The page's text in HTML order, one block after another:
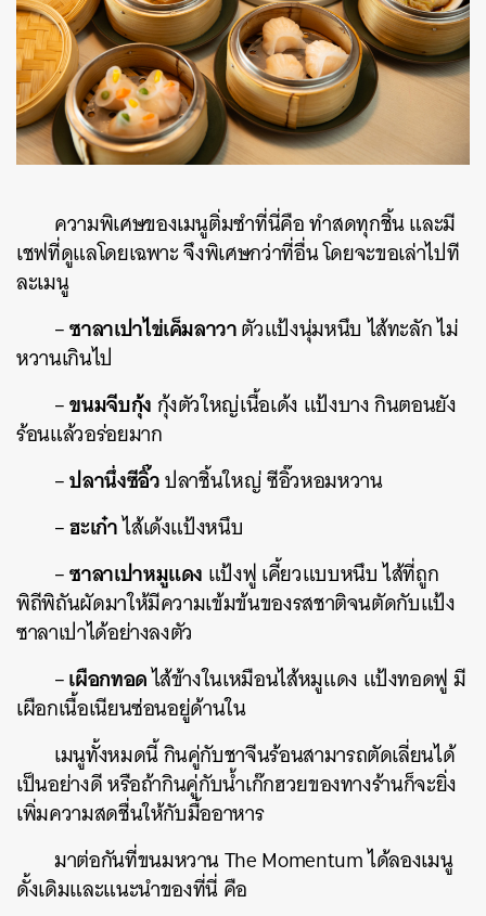
ความพิเศษของเมนูติ่มซำที่นี่คือ ทำสดทุกชิ้น และมี
เชฟที่ดูแลโดยเฉพาะ จึงพิเศษกว่าที่อื่น โดยจะขอเล่าไปที
ละเมนู
–ซาลาเปาไข่เค็มลาวาตัวแป้งนุ่มหนึบ ไส้ทะลัก ไม่
หวานเกินไป
–ขนมจีบกุ้งกุ้งตัวใหญ่เนื้อเด้ง แป้งบาง กินตอนยัง
ร้อนแล้วอร่อยมาก
–ปลานึ่งซีอิ๊วปลาชิ้นใหญ่ ซีอิ๊วหอมหวาน
–ฮะเก๋าไส้เด้งแป้งหนึบ
–ซาลาเปาหมูแดง แป้งฟู เคี้ยวแบบหนึบ ไส้ที่ถูก
พิถีพิถันผัดมาให้มีความเข้มข้นของรสชาติจนตัดกับแป้ง
ซาลาเปาได้อย่างลงตัว
–เผือกทอดไส้ข้างในเหมือนไส้หมูแดง แป้งทอดฟู มี
เผือกเนื้อเนียนซ่อนอยู่ด้านใน
เมนูทั้งหมดนี้ กินคู่กับชาจีนร้อนสามารถตัดเลี่ยนได้
เป็นอย่างดี หรือถ้ากินคู่กับน้ำเก๊กฮวยของทางร้านก็จะยิ่ง
เพิ่มความสดชื่นให้กับมื้ออาหาร
มาต่อกันที่ขนมหวาน The Momentum ได้ลองเมนู
ดั้งเดิมและแนะนำของที่นี่ คือ